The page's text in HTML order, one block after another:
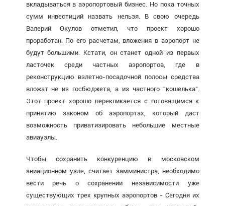
вкладываться в аэропортовый бизнес. Но пока точных
сумм инвестиций назвать нельзя. В свою очередь
Валерий Окулов отметил, что проект хорошо
проработан. По его расчетам, вложения в аэропорт не
будут большими. Кстати, он станет одной из первых
ласточек среди частных аэропортов, где в
реконструкцию взлетно-посадочной полосы средства
вложат не из госбюджета, а из частного "кошелька".
Этот проект хорошо перекликается с готовящимся к
принятию законом об аэропортах, который даст
возможность приватизировать небольшие местные
авиаузлы.
Чтобы сохранить конкуренцию в московском
авиационном узле, считает замминистра, необходимо
вести речь о сохранении независимости уже
существующих трех крупных аэропортов - Сегодня их